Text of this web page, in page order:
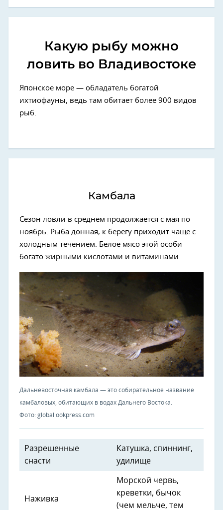
Какую рыбу можно
ловить во Владивостоке
Японское море — обладатель богатой
ихтиофауны, ведь там обитает более 900 видов
рыб.
Камбала
Сезон ловли в среднем продолжается с мая по
ноябрь. Рыба донная, к берегу приходит чаще с
холодным течением. Белое мясо этой особи
богато жирными кислотами и витаминами.
Дальневосточная камбала — это собирательное название
камбаловых, обитающих в водах Дальнего Востока.
Фото: globallookpress.com
Разрешенные
снасти
Катушка, спиннинг,
удилище
Наживка
Морской червь,
креветки, бычок
(чем мельче, тем